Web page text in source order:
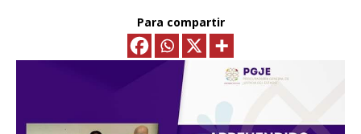
Para compartir